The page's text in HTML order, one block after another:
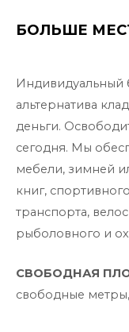
БОЛЬШЕ
Индивидуальный
альтернатива
деньги.
сегодня. Мы
мебели, зимней
книг,
транспорта,
рыболовного и
СВОБОДНАЯ
свободные